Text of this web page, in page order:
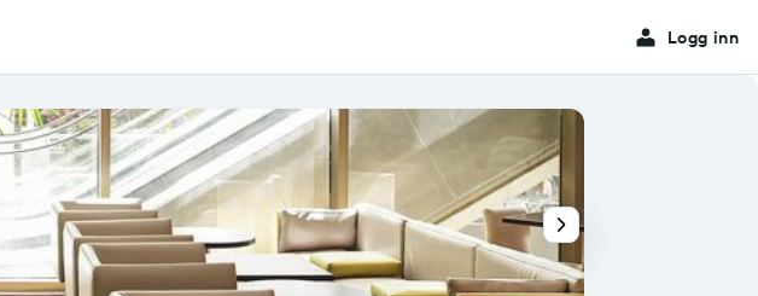
Logg inn